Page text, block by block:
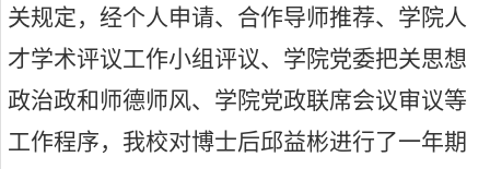
关规定， 经个人申请、合作导师推荐、学院人
才学术评议工作小组评议、学院党委把关思想
政治政和师德师风、学院党政联席会议审议等
工作程序，我校对博士后邱益彬进行了一年期